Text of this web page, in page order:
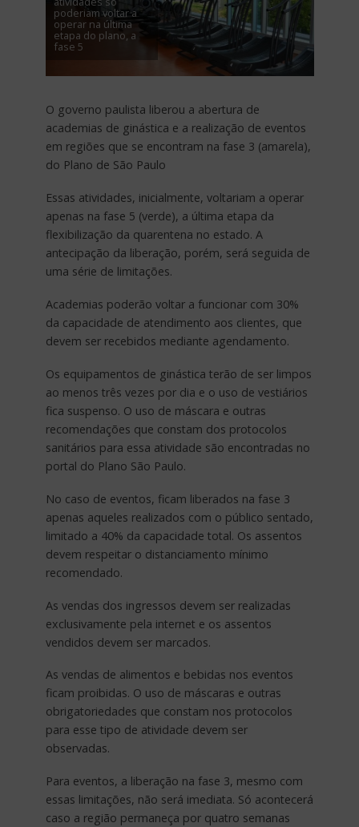
poderiam voltar a
operar na última
etapa do plano, a
fase 5
O governo paulista liberou a abertura de
academias de ginástica e a realização de eventos
em regiões que se encontram na fase 3 (amarela),
do Plano de São Paulo
Essas atividades, inicialmente, voltariam a operar
apenas na fase 5 (verde), a última etapa da
flexibilização da quarentena no estado. A
antecipação da liberação, porém, será seguida de
uma série de limitações.
Academias poderão voltar a funcionar com 30%
da capacidade de atendimento aos clientes, que
devem ser recebidos mediante agendamento.
Os equipamentos de ginástica terão de ser limpos
ao menos três vezes por dia e o uso de vestiários
fica suspenso. O uso de máscara e outras
recomendações que constam dos protocolos
sanitários para essa atividade são encontradas no
portal do Plano São Paulo.
No caso de eventos, ficam liberados na fase 3
apenas aqueles realizados com o público sentado,
limitado a 40% da capacidade total. Os assentos
devem respeitar o distanciamento mínimo
recomendado.
As vendas dos ingressos devem ser realizadas
exclusivamente pela internet e os assentos
vendidos devem ser marcados.
As vendas de alimentos e bebidas nos eventos
ficam proibidas. O uso de máscaras e outras
obrigatoriedades que constam nos protocolos
para esse tipo de atividade devem ser
observadas.
Para eventos, a liberação na fase 3, mesmo com
essas limitações, não será imediata. Só acontecerá
caso a região permaneça por quatro semanas